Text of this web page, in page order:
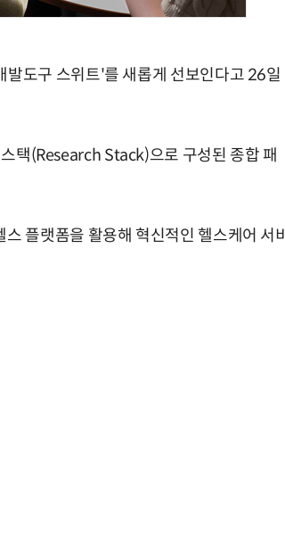
발도구 스위트'를 새롭게 선보인다고 26일
택(Research Stack)으로 구성된 종합 패
플랫폼을 활용해 혁신적인 헬스케어 서비